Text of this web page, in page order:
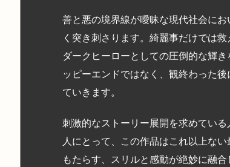
善と悪の境界線が曖昧な現代社会に
く突き刺さります。綺麗事だけでは
ダークヒーローとしての圧倒的な輝
ッピーエンドではなく、観終わった
ていきます。
刺激的なストーリー展開を求めてい
人にとって、この作品はこれ以上な
もたらす、スリルと感動が絶妙に融